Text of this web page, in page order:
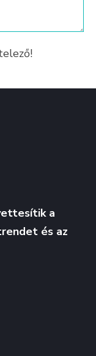
a
és az